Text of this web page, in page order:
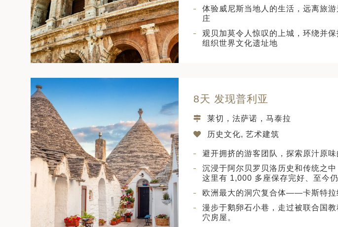
体验威尼斯当地人的生活，远离旅
庄
观贝加莫令人惊叹的上城，环绕并
组织世界文化遗址地
8天 发现普利亚
莱切，法萨诺，马泰拉
历史文化, 艺术建筑
避开拥挤的游客团队，探索原汁原味
沉浸于阿尔贝罗贝洛历史和传统之
这里有 1,000 多座保存完好、至今
欧洲最大的洞穴复合体——卡斯特拉
漫步于鹅卵石小巷，走过被联合国
穴房屋。